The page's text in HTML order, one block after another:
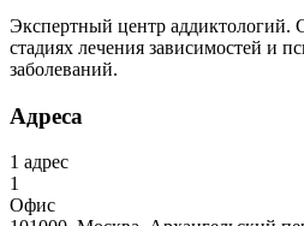
Экспертный центр аддиктологий.
стадиях лечения зависимостей и
заболеваний.
Адреса
1 адрес
1
Офис